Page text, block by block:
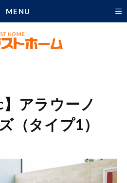
MENU
】アラウーノ
（タイプ1）